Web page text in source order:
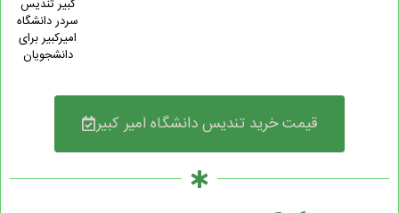
قیمت خرید تندیس دانشگاه امیر کبیر